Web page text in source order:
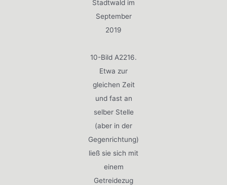
Stadtwald im
September
2019
10-Bild A2216.
Etwa zur
gleichen Zeit
und fast an
selber Stelle
(aber in der
Gegenrichtung)
ließ sie sich mit
einem
Getreidezug